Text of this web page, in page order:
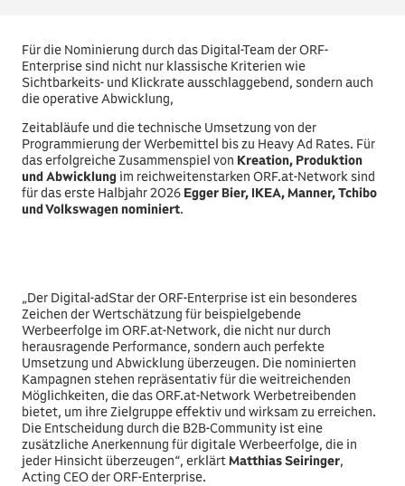
Für die Nominierung durch das Digital-Team der ORF-
Enterprise sind nicht nur klassische Kriterien wie
Sichtbarkeits- und Klickrate ausschlaggebend, sondern auch
die operative Abwicklung,
Zeitabläufe und die technische Umsetzung von der
Programmierung der Werbemittel bis zu Heavy Ad Rates. Für
das erfolgreiche Zusammenspiel von Kreation, Produktion
und Abwicklung im reichweitenstarken ORF.at-Network sind
für das erste Halbjahr 2026 Egger Bier, IKEA, Manner, Tchibo
und Volkswagen nominiert.
„Der Digital-adStar der ORF-Enterprise ist ein besonderes
Zeichen der Wertschätzung für beispielgebende
Werbeerfolge im ORF.at-Network, die nicht nur durch
herausragende Performance, sondern auch perfekte
Umsetzung und Abwicklung überzeugen. Die nominierten
Kampagnen stehen repräsentativ für die weitreichenden
Möglichkeiten, die das ORF.at-Network Werbetreibenden
bietet, um ihre Zielgruppe effektiv und wirksam zu erreichen.
Die Entscheidung durch die B2B-Community ist eine
zusätzliche Anerkennung für digitale Werbeerfolge, die in
jeder Hinsicht überzeugen“, erklärtMatthias Seiringer,
Acting CEO der ORF-Enterprise.